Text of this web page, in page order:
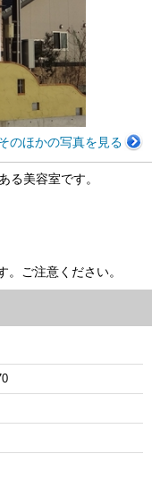
のほかの写真を見る
る美容室です。
ご注意ください。